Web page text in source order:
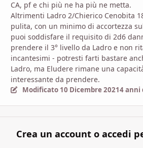
CA, pf e chi più ne ha più ne metta.
Altrimenti Ladro 2/Chierico Cenobita
pulita, con un minimo di accortezza
puoi soddisfare il requisito di 2d6
prendere il 3° livello da Ladro e non
incantesimi - potresti farti bastare
Ladro, ma Eludere rimane una
interessante da prendere.
Modificato 10 Dicembre 20214 anni
Crea un account o accedi